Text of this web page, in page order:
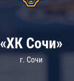
«ХК Сочи»
г. Сочи